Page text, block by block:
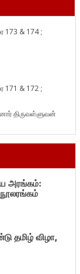
& 174 ;
& 172 ;
திருவள்ளுவன்
அரங்கம்:
தமிழ் விழா,